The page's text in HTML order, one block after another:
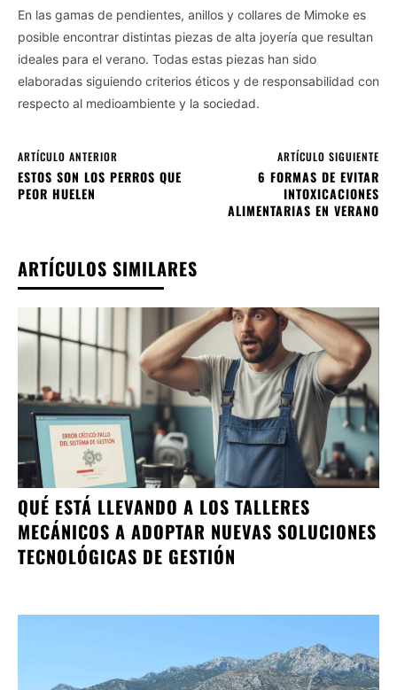
En las gamas de pendientes, anillos y collares de Mimoke es
posible encontrar distintas piezas de alta joyería que resultan
ideales para el verano. Todas estas piezas han sido
elaboradas siguiendo criterios éticos y de responsabilidad con
respecto al medioambiente y la sociedad.
ARTÍCULO ANTERIOR
ESTOS SON LOS PERROS QUE
PEOR HUELEN
ARTÍCULO SIGUIENTE
6 FORMAS DE EVITAR
INTOXICACIONES
ALIMENTARIAS EN VERANO
ARTÍCULOS SIMILARES
QUÉ ESTÁ LLEVANDO A LOS TALLERES
MECÁNICOS A ADOPTAR NUEVAS SOLUCIONES
TECNOLÓGICAS DE GESTIÓN